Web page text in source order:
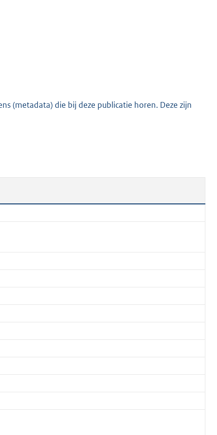
K
(metadata) die bij deze publicatie horen. Deze zijn